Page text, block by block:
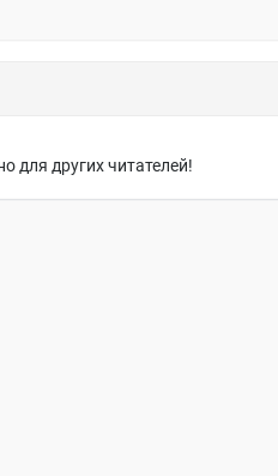
для других читателей!